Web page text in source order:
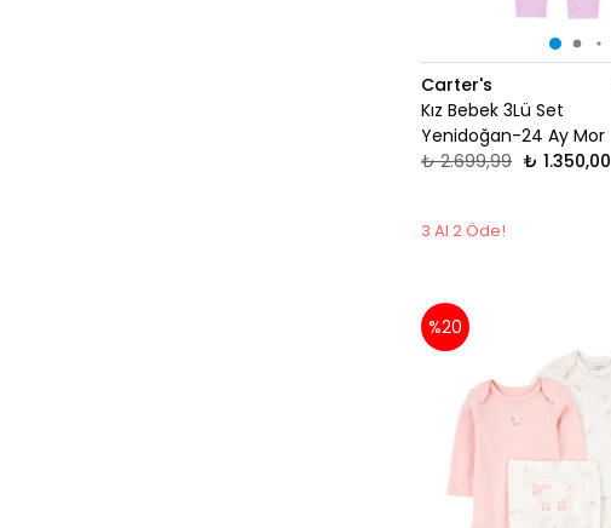
Carter's
Kız Bebek 3Lü Set
Yenidoğan-24 Ay Mor
₺ 2.699,99 ₺ 1.350,00
3 Al 2 Öde!
%20